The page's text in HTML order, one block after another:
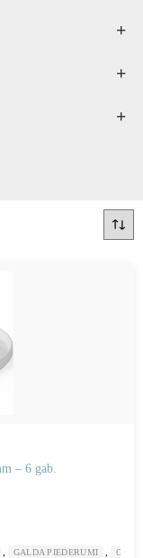
+
+
+
– 6 gab.
GALDA PIEDERUMI